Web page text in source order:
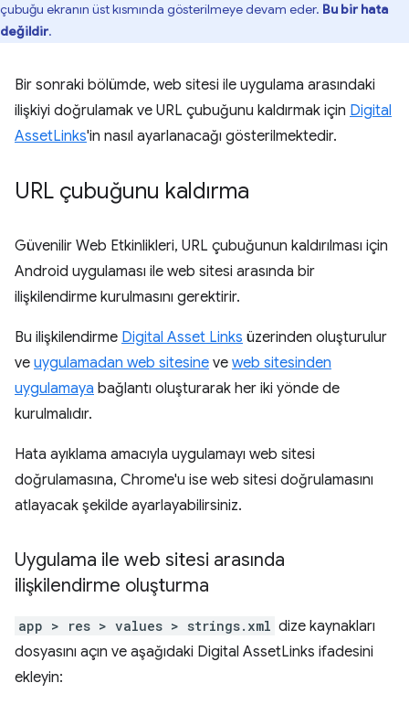
çubuğu ekranın üst kısmında gösterilmeye devam eder. Bu bir hata
değildir.
Bir sonraki bölümde, web sitesi ile uygulama arasındaki
ilişkiyi doğrulamak ve URL çubuğunu kaldırmak için Digital
AssetLinks'in nasıl ayarlanacağı gösterilmektedir.
URL çubuğunu kaldırma
Güvenilir Web Etkinlikleri, URL çubuğunun kaldırılması için
Android uygulaması ile web sitesi arasında bir
ilişkilendirme kurulmasını gerektirir.
Bu ilişkilendirme Digital Asset Links üzerinden oluşturulur
ve uygulamadan web sitesine ve web sitesinden
uygulamaya bağlantı oluşturarak her iki yönde de
kurulmalıdır.
Hata ayıklama amacıyla uygulamayı web sitesi
doğrulamasına, Chrome'u ise web sitesi doğrulamasını
atlayacak şekilde ayarlayabilirsiniz.
Uygulama ile web sitesi arasında
ilişkilendirme oluşturma
app > res > values > strings.xml dize kaynakları
dosyasını açın ve aşağıdaki Digital AssetLinks ifadesini
ekleyin: